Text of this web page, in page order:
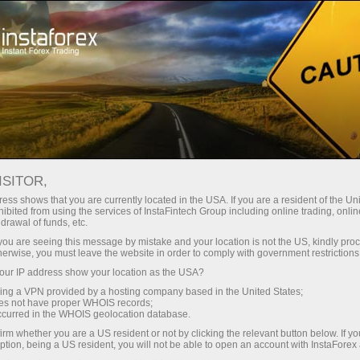
سرمایہ کاروں کے لیے
پی اے ایم ایم سسٹم
انسٹا فاریکس پی ۔اے۔ایم۔ایم اکاؤنٹ سسٹم کے ممبر کس طرح
انسٹا فاریکس پی ۔
اے۔ایم۔ایم اکاؤنٹ
سسٹم کے ممبر کس طرح
بن سکتے ہیں؟
shows that you are currently located in the USA. If you are a resident of the
from using the services of InstaFintech Group including online trading,
of funds, etc.
are seeing this message by mistake and your location is not the US, kindly
you must leave the website in order to comply with government
IP address show your location as the USA?
a VPN provided by a hosting company based in the United States;
not have proper WHOIS records;
in the WHOIS geolocation database.
whether you are a US resident or not by clicking the relevant button below. If
being a US resident, you will not be able to open an account with InstaForex